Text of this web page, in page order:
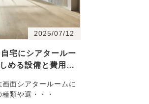
2025/07/12
宅にシアタールー
める設備と費用の
面シアタールームに
類や選・・・